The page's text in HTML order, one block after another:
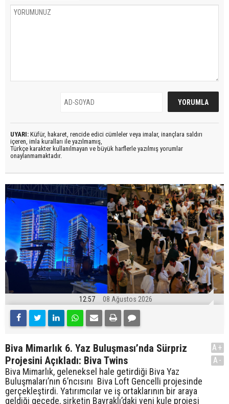
UYARI: Küfür, hakaret, rencide edici cümleler veya imalar, inançlara saldırı
içeren, imla kuralları ile yazılmamış,
Türkçe karakter kullanılmayan ve büyük harflerle yazılmış yorumlar
onaylanmamaktadır.
12:57 08 Ağustos 2026
Biva Mimarlık 6. Yaz Buluşması’nda Sürpriz
Projesini Açıkladı: Biva Twins
Biva Mimarlık, geleneksel hale getirdiği Biva Yaz
Buluşmaları’nın 6’ncısını Biva Loft Gencelli projesinde
gerçekleştirdi. Yatırımcılar ve iş ortaklarının bir araya
geldiği gecede, şirketin Bayraklı’daki yeni kule projesi
A+
A-